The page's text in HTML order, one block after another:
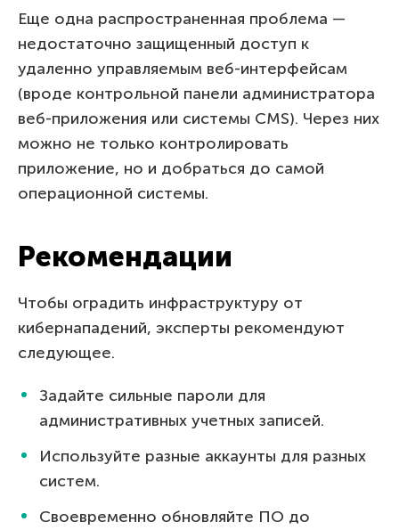
Еще одна распространенная проблема —
недостаточно защищенный доступ к
удаленно управляемым веб-интерфейсам
(вроде контрольной панели администратора
веб-приложения или системы CMS). Через них
можно не только контролировать
приложение, но и добраться до самой
операционной системы.
Рекомендации
Чтобы оградить инфраструктуру от
кибернападений, эксперты рекомендуют
следующее.
Задайте сильные пароли для
административных учетных записей.
Используйте разные аккаунты для разных
систем.
Своевременно обновляйте ПО до